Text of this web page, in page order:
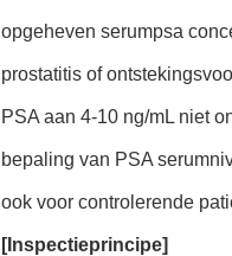
opgeheven serumpsa
prostatitis of
PSA aan 4-10 ng/mL niet
bepaling van PSA
ook voor controlerende
[Inspectieprincipe]